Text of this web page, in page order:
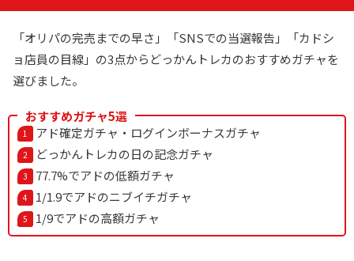
下記招待コードで最大1,500コイン！
オリパワン公式サイトを見る
7 オリくじ
ゆいのマイルドご褒美祭開催中
LINEクーポンで最大90%OFF
毎日無料ガチャが引ける
「オリパの完売までの早さ」「SNSでの当選報告」「カドシ
ョ店員の目線」の3点からどっかんトレカのおすすめガチャを
選びました。
おすすめガチャ5選
アド確定ガチャ・ログインボーナスガチャ
どっかんトレカの日の記念ガチャ
77.7%でアドの低額ガチャ
1/1.9でアドのニブイチガチャ
1/9でアドの高額ガチャ